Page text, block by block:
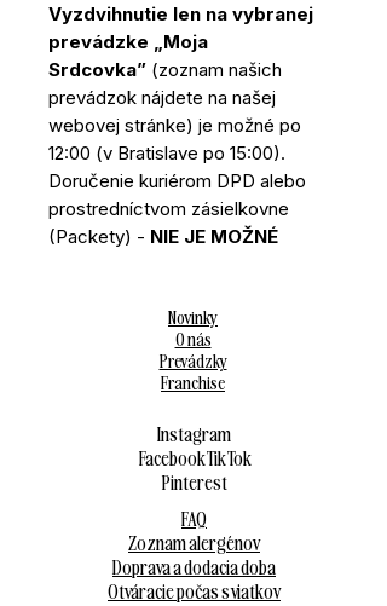
Vyzdvihnutie len na vybranej
prevádzke „Moja
Srdcovka” (zoznam našich
prevádzok nájdete na našej
webovej stránke) je možné po
12:00 (v Bratislave po 15:00).
Doručenie kuriérom DPD alebo
prostredníctvom zásielkovne
(Packety) - NIE JE MOŽNÉ
Novinky
O nás
Prevádzky
Franchise
Instagram
FacebookTik Tok
Pinterest
FAQ
Zoznam alergénov
Doprava a dodacia doba
Otváracie počas sviatkov